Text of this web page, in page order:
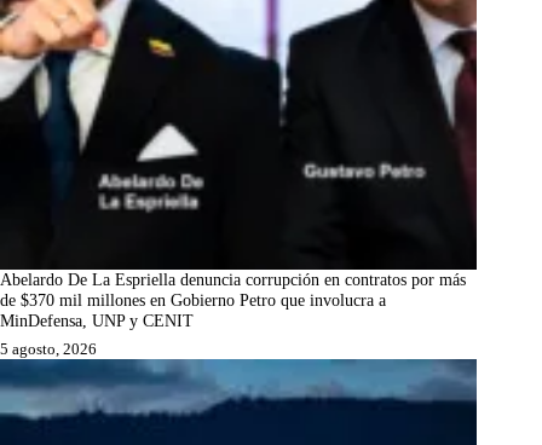
Abelardo De La Espriella denuncia corrupción en contratos por más
de $370 mil millones en Gobierno Petro que involucra a
MinDefensa, UNP y CENIT
5 agosto, 2026